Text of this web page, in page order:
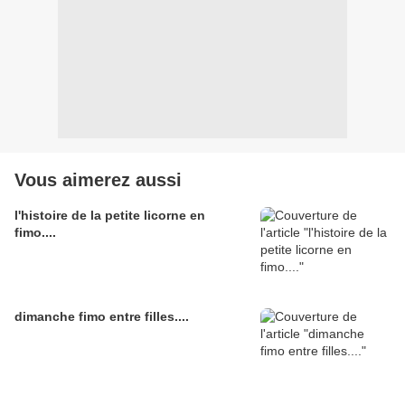
Vous aimerez aussi
l'histoire de la petite licorne en
fimo....
dimanche fimo entre filles....